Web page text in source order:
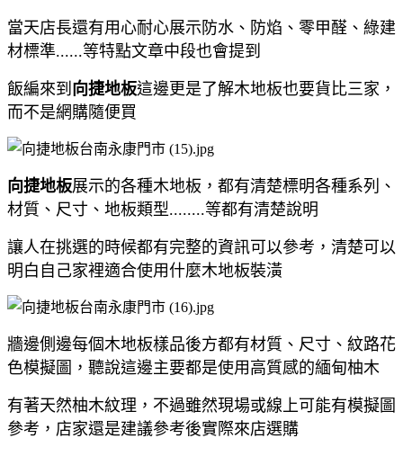
當天店長還有用心耐心展示防水、防焰、零甲醛、綠建
材標準......等特點文章中段也會提到
飯編來到 向捷地板這邊更是了解木地板也要貨比三家，
而不是網購隨便買
向捷地板展示的各種木地板，都有清楚標明各種系列、
材質、尺寸、地板類型........等都有清楚說明
讓人在挑選的時候都有完整的資訊可以參考，清楚可以
明白自己家裡適合使用什麼木地板裝潢
牆邊側邊每個木地板樣品後方都有材質、尺寸、紋路花
色模擬圖，聽說這邊主要都是使用高質感的緬甸柚木
有著天然柚木紋理，不過雖然現場或線上可能有模擬圖
參考，店家還是建議參考後實際來店選購